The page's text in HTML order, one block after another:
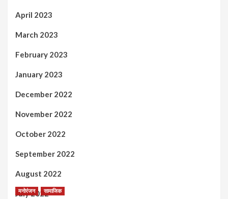
April 2023
March 2023
February 2023
January 2023
December 2022
November 2022
October 2022
September 2022
August 2022
July 2022
मनोरंजन सामाजिक